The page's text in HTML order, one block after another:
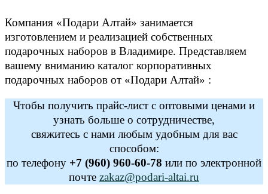
Компания «Подари Алтай» занимается
изготовлением и реализацией собственных
подарочных наборов в Владимире. Представляем
вашему вниманию каталог корпоративных
подарочных наборов от «Подари Алтай» :
Чтобы получить прайс-лист с оптовыми ценами и
узнать больше о сотрудничестве,
свяжитесь с нами любым удобным для вас
способом:
по телефону +7 (960) 960-60-78 или по электронной
почте zakaz@podari-altai.ru